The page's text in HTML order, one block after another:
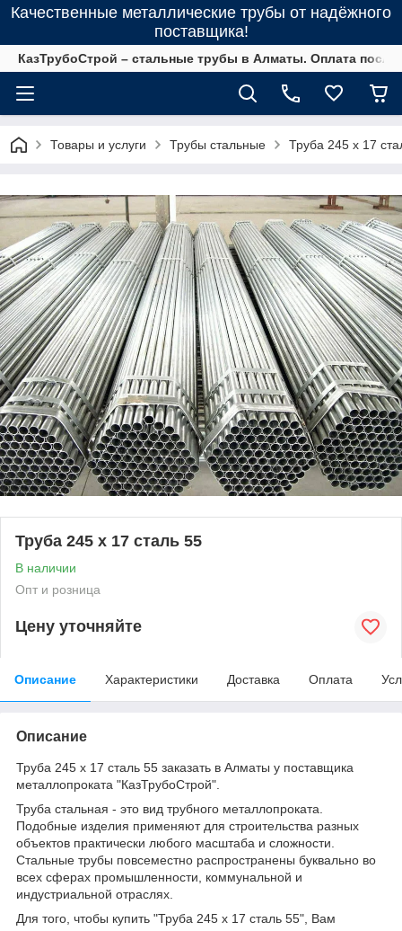
Качественные металлические трубы от надёжного
поставщика!
КазТрубоСтрой – стальные трубы в Алматы. Оплата
Товары и услуги Трубы стальные Труба 245 х 17
Труба 245 х 17 сталь 55
В наличии
Опт и розница
Цену уточняйте
Описание Характеристики Доставка Оплата
Описание
Труба 245 х 17 сталь 55 заказать в Алматы у поставщика
металлопроката "КазТрубоСтрой".
Труба стальная - это вид трубного металлопроката.
Подобные изделия применяют для строительства разных
объектов практически любого масштаба и сложности.
Стальные трубы повсеместно распространены буквально во
всех сферах промышленности, коммунальной и
индустриальной отраслях.
Для того, чтобы купить "Труба 245 х 17 сталь 55", Вам